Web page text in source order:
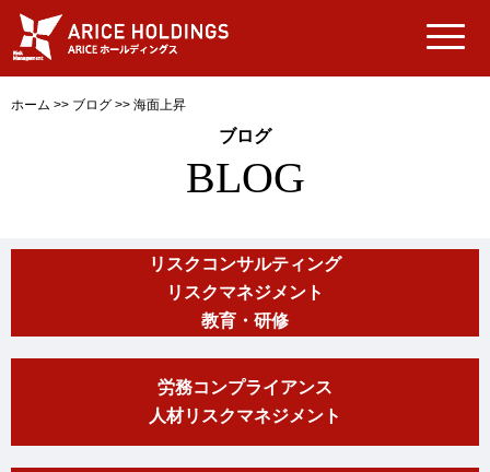
ホーム >> ブログ >> 海面上昇
ブログ
BLOG
リスクコンサルティング
リスクマネジメント
教育・研修
労務コンプライアンス
人材リスクマネジメント